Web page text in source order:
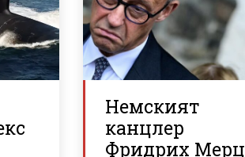
Немският
канцлер
Фридрих Мерц